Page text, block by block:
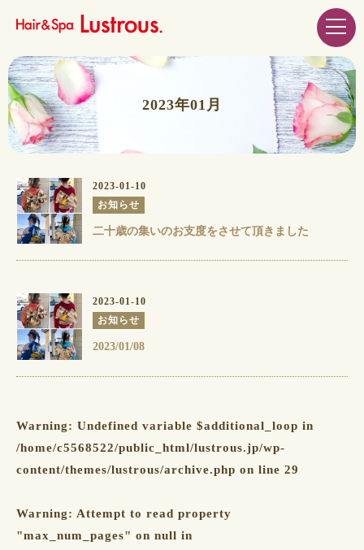
2023年01月
2023-01-10
お知らせ
二十歳の集いのお支度をさせて頂きました
2023-01-10
お知らせ
2023/01/08
Warning: Undefined variable $additional_loop in
/home/c5568522/public_html/lustrous.jp/wp-
content/themes/lustrous/archive.php on line 29
Warning: Attempt to read property
"max_num_pages" on null in